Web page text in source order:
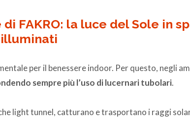
FAKRO: la luce del Sole in
per il benessere indoor. Per questo, negli
sempre più l’uso di lucernari tubolari.
light tunnel, catturano e trasportano i raggi